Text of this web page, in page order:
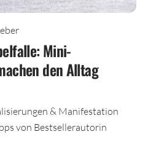
Mini-
den Alltag
& Manifestation
von Bestsellerautorin